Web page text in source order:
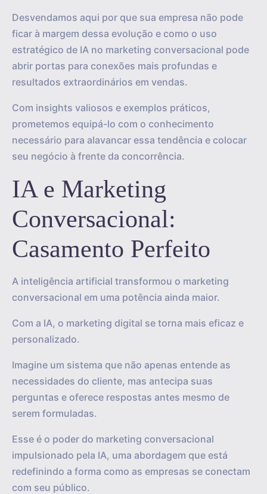
Desvendamos aqui por que sua empresa não pode
ficar à margem dessa evolução e como o uso
estratégico de IA no marketing conversacional pode
abrir portas para conexões mais profundas e
resultados extraordinários em vendas.
Com insights valiosos e exemplos práticos,
prometemos equipá-lo com o conhecimento
necessário para alavancar essa tendência e colocar
seu negócio à frente da concorrência.
IA e Marketing
Conversacional:
Casamento Perfeito
A inteligência artificial transformou o marketing
conversacional em uma potência ainda maior.
Com a IA, o marketing digital se torna mais eficaz e
personalizado.
Imagine um sistema que não apenas entende as
necessidades do cliente, mas antecipa suas
perguntas e oferece respostas antes mesmo de
serem formuladas.
Esse é o poder do marketing conversacional
impulsionado pela IA, uma abordagem que está
redefinindo a forma como as empresas se conectam
com seu público.